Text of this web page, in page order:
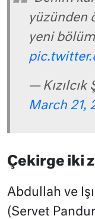
yüzünden
yeni
—
March 21,
Çekirge iki
Abdullah ve
(Servet